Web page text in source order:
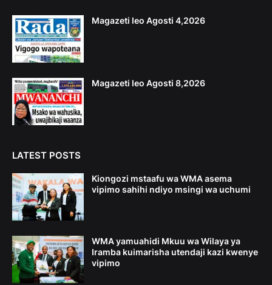
Magazeti leo Agosti 4,2026
Magazeti leo Agosti 8,2026
LATEST POSTS
Kiongozi mstaafu wa WMA asema
vipimo sahihi ndiyo msingi wa uchumi
WMA yamuahidi Mkuu wa Wilaya ya
Iramba kuimarisha utendaji kazi kwenye
vipimo